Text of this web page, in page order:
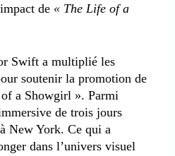
de « The Life of a
Swift a multiplié les
soutenir la promotion de
a Showgirl ». Parmi
de trois jours
New York. Ce qui a
dans l’univers visuel